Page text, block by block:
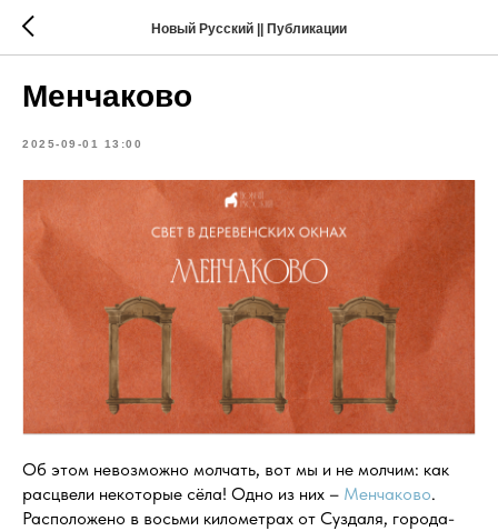
Новый Русский || Публикации
Менчаково
2025-09-01 13:00
Об этом невозможно молчать, вот мы и не молчим: как
расцвели некоторые сёла! Одно из них – Менчаково.
Расположено в восьми километрах от Суздаля, города-